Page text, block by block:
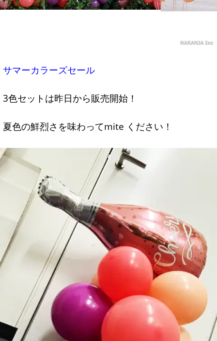
サマーカラーズセール
3色セットは昨日から販売開始！
夏色の鮮烈さを味わってmite ください！